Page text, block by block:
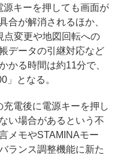
キーを押しても画面が
合が解消されるほか、
点変更や地図回転への
データの引継対応など
かる時間は約11分で、
」となる。
電後に電源キーを押し
い場合があるという不
メモやSTAMINAモー
ランス調整機能に新た